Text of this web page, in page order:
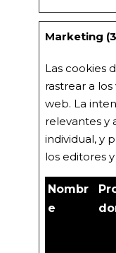
Marketing
Las cookies
rastrear a
web. La
relevantes y
individual, y
los editores
Nombr
e